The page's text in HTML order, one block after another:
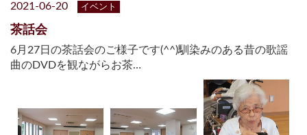
2021-06-20 イベント
茶話会
6月27日の茶話会のご様子です(^^)馴染みのある昔の歌謡
曲のDVDを観ながらお茶…